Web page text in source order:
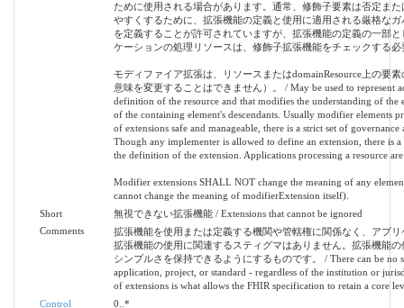
ために使用される場合があります。通常、修飾子要素は否定ま
やすくするために、拡張機能の定義と使用に適用される厳格な
を定義することが許可されていますが、拡張機能の定義の一部
ケーションの処理リソースは、修飾子拡張機能をチェックする
モディファイア拡張は、リソースまたはdomainResource上の要
意味を変更することはできません）。 / May be used to represent
definition of the resource and that modifies the understanding of the
of the containing element's descendants. Usually modifier elements
of extensions safe and manageable, there is a strict set of
Though any implementer is allowed to define an extension, there is
the definition of the extension. Applications processing a resource
Modifier extensions SHALL NOT change the meaning of any
cannot change the meaning of modifierExtension itself).
Short
無視できない拡張機能 / Extensions that cannot be ignored
Comments
拡張機能を使用または定義する機関や管轄権に関係なく、アプ
拡張機能の使用に関連するスティグマはありません。拡張機能
シンプルさを保持できるようにするものです。 / There can be no
application, project, or standard - regardless of the institution or
of extensions is what allows the FHIR specification to retain a core
Control
0..*